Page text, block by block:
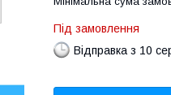
Під замовлення
Відправка з 10